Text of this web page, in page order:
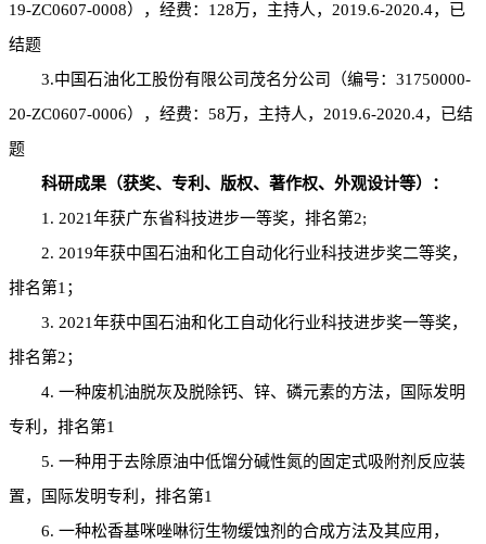
19-ZC0607-0008），经费：128万，主持人，2019.6-2020.4，已
结题
3.中国石油化工股份有限公司茂名分公司（编号：31750000-
20-ZC0607-0006），经费：58万，主持人，2019.6-2020.4，已结
题
科研成果（获奖、专利、版权、著作权、外观设计等）：
1. 2021年获广东省科技进步一等奖，排名第2;
2. 2019年获中国石油和化工自动化行业科技进步奖二等奖，
排名第1；
3. 2021年获中国石油和化工自动化行业科技进步奖一等奖，
排名第2；
4. 一种废机油脱灰及脱除钙、锌、磷元素的方法，国际发明
专利，排名第1
5. 一种用于去除原油中低馏分碱性氮的固定式吸附剂反应装
置，国际发明专利，排名第1
6. 一种松香基咪唑啉衍生物缓蚀剂的合成方法及其应用，